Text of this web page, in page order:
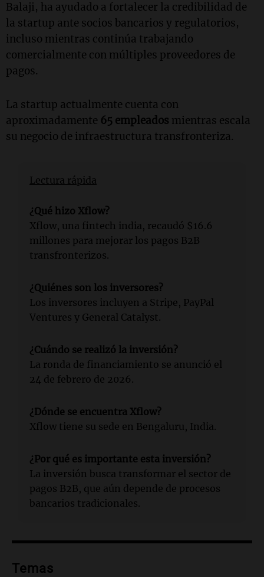
Balaji, ha ayudado a fortalecer la credibilidad de
la startup ante socios bancarios y regulatorios,
incluso mientras continúa trabajando
comercialmente con múltiples proveedores de
pagos.
La startup actualmente cuenta con
aproximadamente 65 empleados mientras escala
su negocio de infraestructura transfronteriza.
Lectura rápida
¿Qué hizo Xflow?
Xflow, una fintech india, recaudó $16.6
millones para mejorar los pagos B2B
transfronterizos.
¿Quiénes son los inversores?
Los inversores incluyen a Stripe, PayPal
Ventures y General Catalyst.
¿Cuándo se realizó la inversión?
La ronda de financiamiento se anunció el
24 de febrero de 2026.
¿Dónde se encuentra Xflow?
Xflow tiene su sede en Bengaluru, India.
¿Por qué es importante esta inversión?
La inversión busca transformar el sector de
pagos B2B, que aún depende de procesos
bancarios tradicionales.
Temas